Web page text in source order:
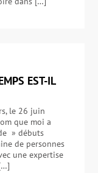
EST-IL
le 26 juin
que moi a
» débuts
de personnes
une expertise